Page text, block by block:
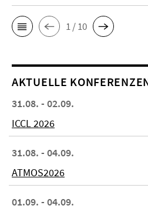
1 / 10
AKTUELLE
31.08. - 02.09.
ICCL 2026
31.08. - 04.09.
ATMOS2026
01.09. - 04.09.